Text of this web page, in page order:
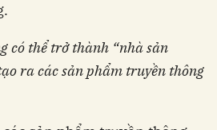
có thể trở thành “nhà sản
ra các sản phẩm truyền thông